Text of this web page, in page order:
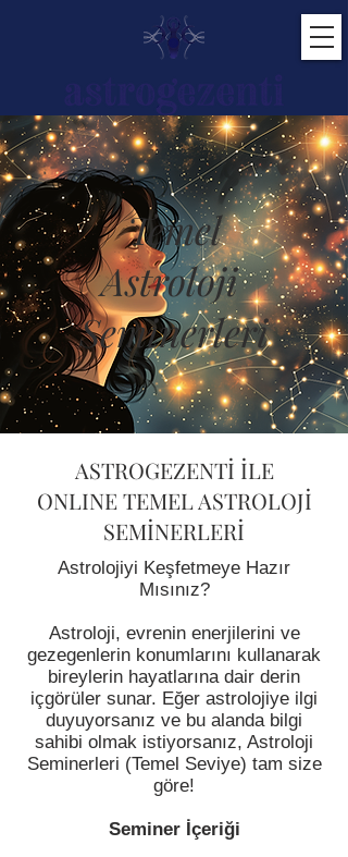
Temel
Astroloji
Seminerleri
ASTROGEZENTİ İLE
ONLINE TEMEL ASTROLOJİ
SEMİNERLERİ
Astrolojiyi Keşfetmeye Hazır
Mısınız?
Astroloji, evrenin enerjilerini ve
gezegenlerin konumlarını kullanarak
bireylerin hayatlarına dair derin
içgörüler sunar. Eğer astrolojiye ilgi
duyuyorsanız ve bu alanda bilgi
sahibi olmak istiyorsanız, Astroloji
Seminerleri (Temel Seviye) tam size
göre!
Seminer İçeriği